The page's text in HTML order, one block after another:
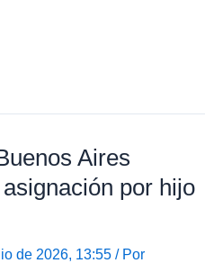
Aires
por hijo
de 2026, 13:55 / Por